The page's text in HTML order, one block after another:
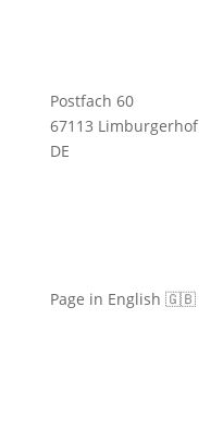
Postfach 60
67113 Limburgerhof
DE
Page in English 🇬🇧